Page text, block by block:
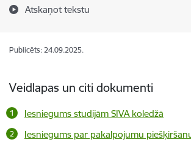
Atskaņot tekstu
Publicēts: 24.09.2025.
Veidlapas un citi dokumenti
Iesniegums studijām SIVA koledžā
Iesniegums par pakalpojumu